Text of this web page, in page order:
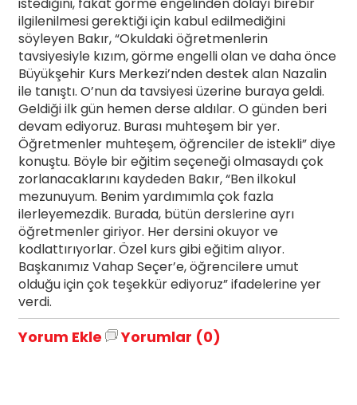
ilgilenilmesi gerektiği için kabul edilmediğini
söyleyen Bakır, “Okuldaki öğretmenlerin
tavsiyesiyle kızım, görme engelli olan ve daha önce
Büyükşehir Kurs Merkezi’nden destek alan Nazalin
ile tanıştı. O’nun da tavsiyesi üzerine buraya geldi.
Geldiği ilk gün hemen derse aldılar. O günden beri
devam ediyoruz. Burası muhteşem bir yer.
Öğretmenler muhteşem, öğrenciler de istekli” diye
konuştu. Böyle bir eğitim seçeneği olmasaydı çok
zorlanacaklarını kaydeden Bakır, “Ben ilkokul
mezunuyum. Benim yardımımla çok fazla
ilerleyemezdik. Burada, bütün derslerine ayrı
öğretmenler giriyor. Her dersini okuyor ve
kodlattırıyorlar. Özel kurs gibi eğitim alıyor.
Başkanımız Vahap Seçer’e, öğrencilere umut
olduğu için çok teşekkür ediyoruz” ifadelerine yer
verdi.
Yorum Ekle Yorumlar (0)